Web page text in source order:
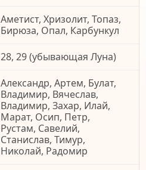
Аметист, Хризолит, Топаз,
Бирюза, Опал, Карбункул
28, 29 (убывающая Луна)
Александр, Артем, Булат,
Владимир, Вячеслав,
Владимир, Захар, Илай,
Марат, Осип, Петр,
Рустам, Савелий,
Станислав, Тимур,
Николай, Радомир